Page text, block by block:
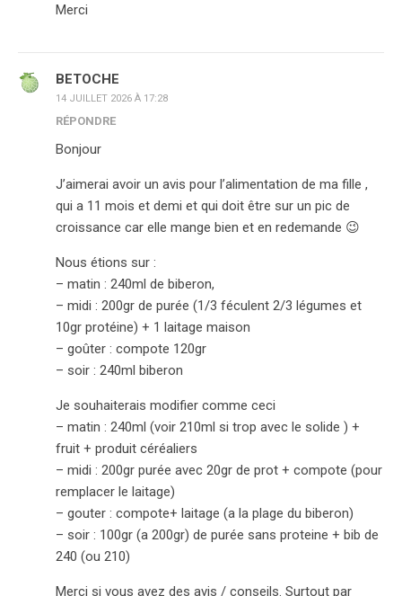
Merci
BETOCHE
14 JUILLET 2026 À 17:28
RÉPONDRE
Bonjour
J’aimerai avoir un avis pour l’alimentation de ma fille ,
qui a 11 mois et demi et qui doit être sur un pic de
croissance car elle mange bien et en redemande 😉
Nous étions sur :
– matin : 240ml de biberon,
– midi : 200gr de purée (1/3 féculent 2/3 légumes et
10gr protéine) + 1 laitage maison
– goûter : compote 120gr
– soir : 240ml biberon
Je souhaiterais modifier comme ceci
– matin : 240ml (voir 210ml si trop avec le solide ) +
fruit + produit céréaliers
– midi : 200gr purée avec 20gr de prot + compote (pour
remplacer le laitage)
– gouter : compote+ laitage (a la plage du biberon)
– soir : 100gr (a 200gr) de purée sans proteine + bib de
240 (ou 210)
Merci si vous avez des avis / conseils. Surtout par